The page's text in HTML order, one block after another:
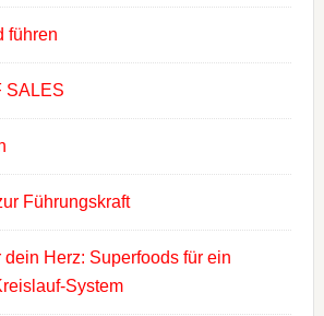
führen
SALES
Führungskraft
dein Herz: Superfoods für ein
System